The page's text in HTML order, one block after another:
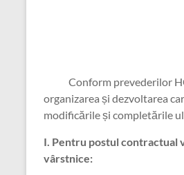
Conform prevederilor
organizarea și dezvoltarea
modificările și completările
I. Pentru postul contractual
vârstnice: